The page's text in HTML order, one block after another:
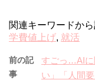
関連キーワードか
学費値上げ, 就活
前の記
事
すごっ…AIに
い」「人間